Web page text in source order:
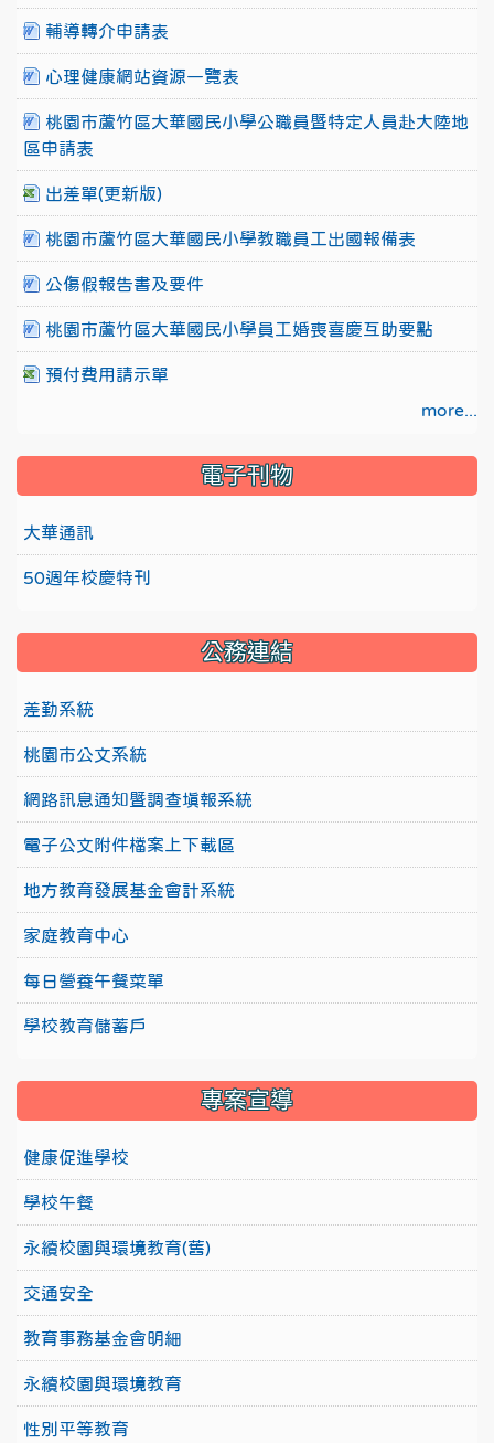
輔導轉介申請表
心理健康網站資源一覽表
桃園市蘆竹區大華國民小學公職員暨特定人員赴大陸地
區申請表
出差單(更新版)
桃園市蘆竹區大華國民小學教職員工出國報備表
公傷假報告書及要件
桃園市蘆竹區大華國民小學員工婚喪喜慶互助要點
預付費用請示單
more...
電子刊物
大華通訊
50週年校慶特刊
公務連結
差勤系統
桃園市公文系統
網路訊息通知暨調查填報系統
電子公文附件檔案上下載區
地方教育發展基金會計系統
家庭教育中心
每日營養午餐菜單
學校教育儲蓄戶
專案宣導
健康促進學校
學校午餐
永續校園與環境教育(舊)
交通安全
教育事務基金會明細
永續校園與環境教育
性別平等教育